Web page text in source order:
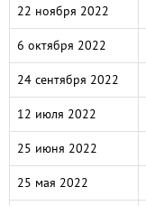
22 ноября 2022
6 октября 2022
24 сентября 2022
12 июля 2022
25 июня 2022
25 мая 2022